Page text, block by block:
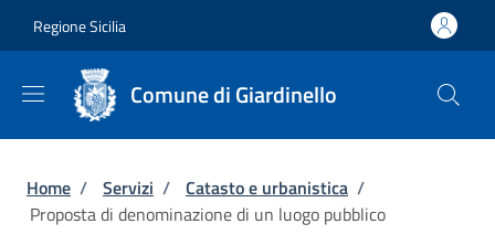
Regione Sicilia
Comune di Giardinello
Briciole di pane
Home / Servizi / Catasto e urbanistica /
Proposta di denominazione di un luogo pubblico